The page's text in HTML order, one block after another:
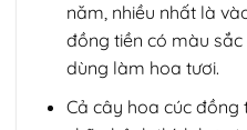
năm, nhiều nhất là
đồng tiền có màu
dùng làm hoa tươi.
Cả cây hoa cúc đồng